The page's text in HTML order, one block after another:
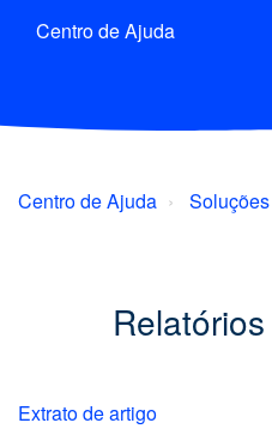
Centro de Ajuda
Centro de Ajuda
Extrato de artigo